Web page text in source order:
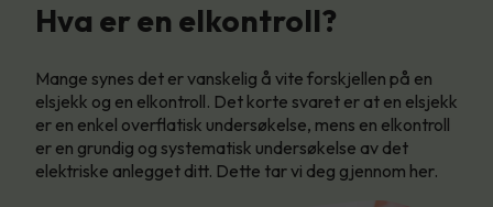
Hva er en elkontroll?
Mange synes det er vanskelig å vite forskjellen på en
elsjekk og en elkontroll. Det korte svaret er at en elsjekk
er en enkel overflatisk undersøkelse, mens en elkontroll
er en grundig og systematisk undersøkelse av det
elektriske anlegget ditt. Dette tar vi deg gjennom her.